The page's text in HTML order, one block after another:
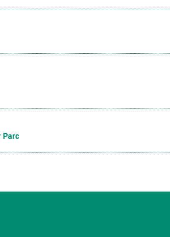
Parc